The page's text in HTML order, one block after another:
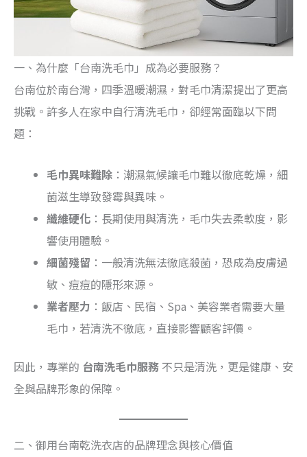
一、為什麼「台南洗毛巾」成為必要服務？
台南位於南台灣，四季溫暖潮濕，對毛巾清潔提出了更高
挑戰。許多人在家中自行清洗毛巾，卻經常面臨以下問
題：
毛巾異味難除 ：潮濕氣候讓毛巾難以徹底乾燥，細
菌滋生導致發霉與異味。
纖維硬化 ：長期使用與清洗，毛巾失去柔軟度，影
響使用體驗。
細菌殘留 ：一般清洗無法徹底殺菌，恐成為皮膚過
敏、痘痘的隱形來源。
業者壓力 ：飯店、民宿、Spa、美容業者需要大量
毛巾，若清洗不徹底，直接影響顧客評價。
因此，專業的 台南洗毛巾服務 不只是清洗，更是健康、安
全與品牌形象的保障。
二、御用台南乾洗衣店的品牌理念與核心價值